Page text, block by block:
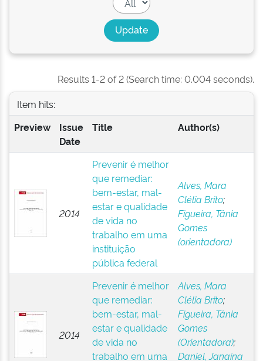
Results 1-2 of 2 (Search time: 0.004 seconds).
Item hits:
Preview
Issue
Date
Title Author(s)
2014
Prevenir é melhor
que remediar:
bem-estar, mal-
estar e qualidade
de vida no
trabalho em uma
instituição
pública federal
Alves, Mara
Clélia Brito;
Figueira, Tânia
Gomes
(orientadora)
2014
Prevenir é melhor
que remediar:
bem-estar, mal-
estar e qualidade
de vida no
trabalho em uma
Alves, Mara
Clélia Brito;
Figueira, Tânia
Gomes
(Orientadora);
Daniel, Janaína